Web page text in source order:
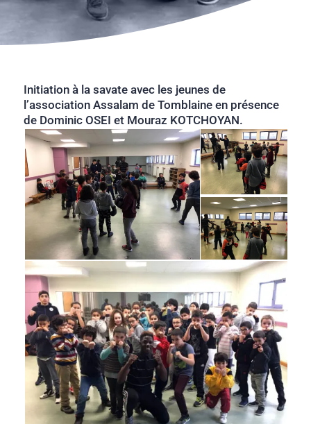
Initiation à la savate avec les jeunes de
l’association Assalam de Tomblaine en présence
de Dominic OSEI et Mouraz KOTCHOYAN.